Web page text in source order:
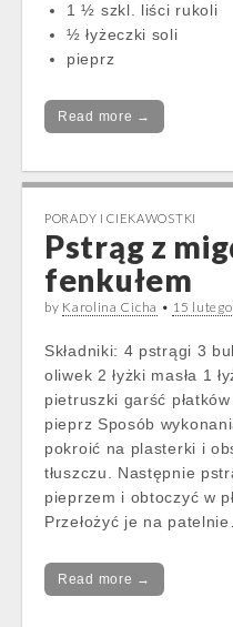
1 ½ szkl. liści rukoli
½ łyżeczki soli
pieprz
Read more →
PORADY I CIEKAWOSTKI
Pstrąg z
fenkułem
by Karolina Cicha • 15
Składniki: 4 pstrągi 3
oliwek 2 łyżki masła 1
pietruszki garść
pieprz Sposób
pokroić na plasterki i
tłuszczu. Następnie
pieprzem i obtoczyć w
Przełożyć je na
Read more →